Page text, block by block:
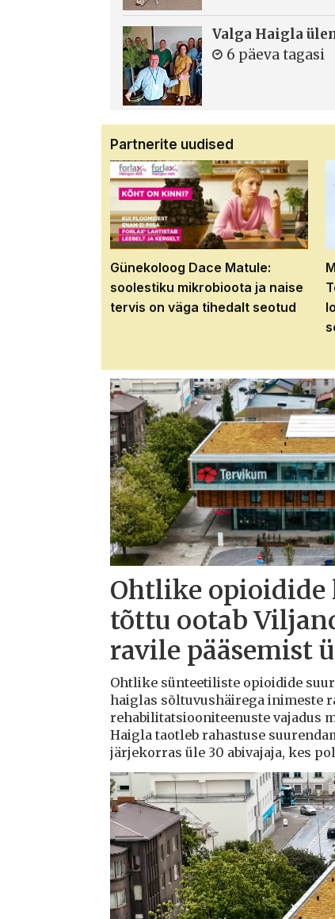
Valga Haigla
6 päeva tagasi
Partnerite uudised
Günekoloog Dace Matule:
soolestiku mikrobioota ja naise
tervis on väga tihedalt seotud
Ohtlike opioidide
tõttu ootab
ravile pääsemist
Ohtlike sünteetiliste opioidide
haiglas sõltuvushäirega inimeste
rehabilitatsiooniteenuste vajadus
Haigla taotleb rahastuse
järjekorras üle 30 abivajaja, kes